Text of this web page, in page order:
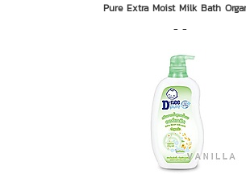
Pure Extra Moist Milk Bath
- -